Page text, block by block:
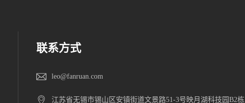
联系方式
leo@fanruan.com
江苏省无锡市锡山区安镇街道文景路51-3号映月湖科技园B2栋